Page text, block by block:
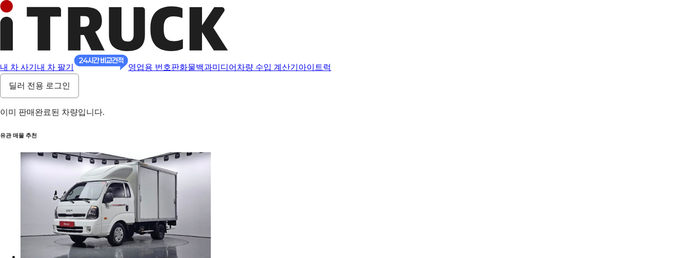
내 차 사기 내 차 팔기 영업용 번호판화물백과미디어 차량 수입 계산기 아이트럭
딜러 전용 로그인
이미 판매완료된 차량입니다.
유관 매물 추천